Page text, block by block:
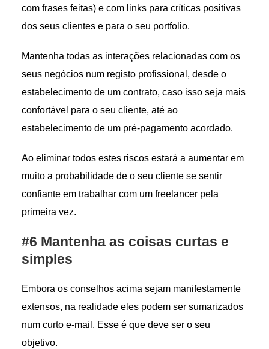
com frases feitas) e com links para críticas positivas
dos seus clientes e para o seu portfolio.
Mantenha todas as interações relacionadas com os
seus negócios num registo profissional, desde o
estabelecimento de um contrato, caso isso seja mais
confortável para o seu cliente, até ao
estabelecimento de um pré-pagamento acordado.
Ao eliminar todos estes riscos estará a aumentar em
muito a probabilidade de o seu cliente se sentir
confiante em trabalhar com um freelancer pela
primeira vez.
#6 Mantenha as coisas curtas e
simples
Embora os conselhos acima sejam manifestamente
extensos, na realidade eles podem ser sumarizados
num curto e-mail. Esse é que deve ser o seu
objetivo.